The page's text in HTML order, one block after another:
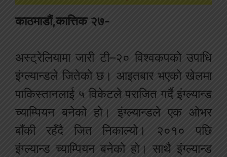
काठमाडौं,कात्तिक २७-
अस्ट्रेलियामा जारी टी–२० विश्वकपको उपाधि
इंग्ल्यान्डले जितेको छ। आइतबार भएको खेलमा
पाकिस्तानलाई ५ विकेटले पराजित गर्दै इंग्ल्यान्ड
च्याम्पियन बनेको हो। इंग्ल्यान्डले एक ओभर
बाँकी रहँदै जित निकाल्यो। २०१० पछि
इंग्ल्यान्ड च्याम्पियन बनेको हो। साथै इंग्ल्यान्ड